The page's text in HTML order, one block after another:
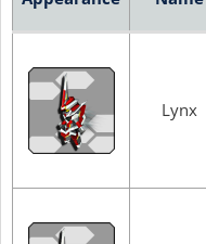
Lynx